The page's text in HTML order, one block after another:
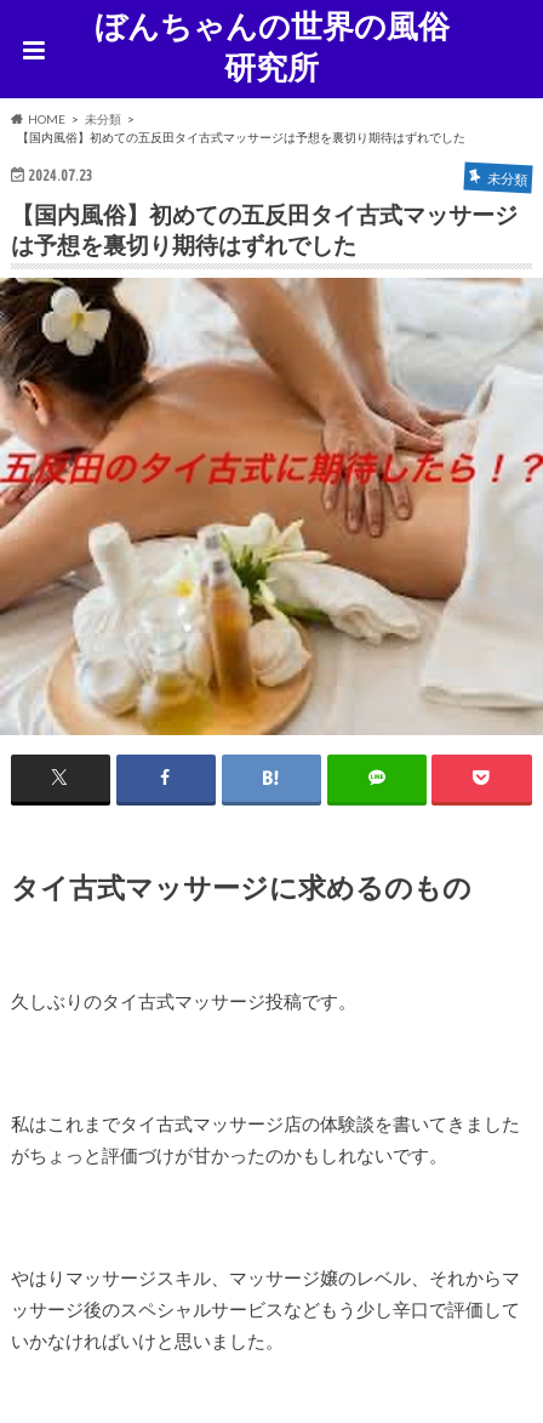
ぼんちゃんの世界の風俗
研究所
HOME
未分類
【国内風俗】初めての五反田タイ古式マッサージは予想を裏切り期待はずれでした
2024.07.23 未分類
【国内風俗】初めての五反田タイ古式マッサージ
は予想を裏切り期待はずれでした
タイ古式マッサージに求めるのもの
久しぶりのタイ古式マッサージ投稿です。
私はこれまでタイ古式マッサージ店の体験談を書いてきました
がちょっと評価づけが甘かったのかもしれないです。
やはりマッサージスキル、マッサージ嬢のレベル、それからマ
ッサージ後のスペシャルサービスなどもう少し辛口で評価して
いかなければいけと思いました。